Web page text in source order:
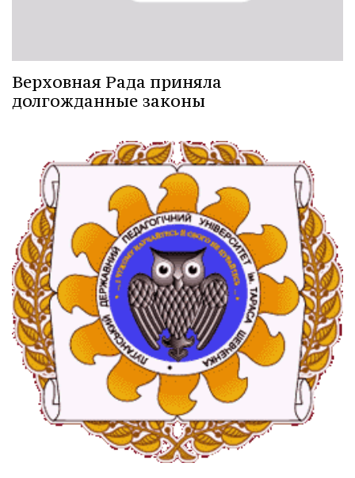
Верховная Рада приняла
долгожданные законы